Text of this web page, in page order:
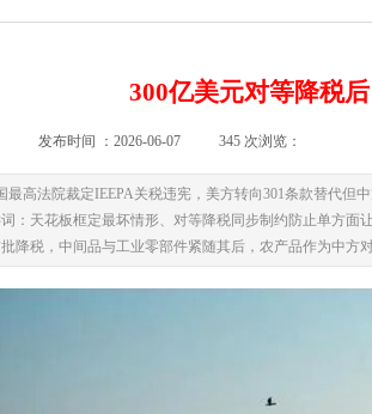
300亿美元对等降税
发布时间 ： 2026-06-07 345 次浏览：
最高法院裁定IEEPA关税违宪，美方转向301条款替代
：天花板框定最坏情形、对等降税同步制约防止单方
降税，中间品与工业零部件紧随其后，农产品作为中方